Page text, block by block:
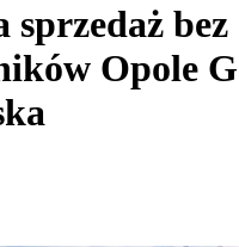
sprzedaż bez
Opole